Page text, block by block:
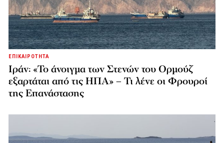
ΕΠΙΚΑΙΡΟΤΗΤΑ
Ιράν: «Το άνοιγμα των Στενών του Ορμούζ
εξαρτάται από τις ΗΠΑ» – Τι λένε οι Φρουροί
της Επανάστασης